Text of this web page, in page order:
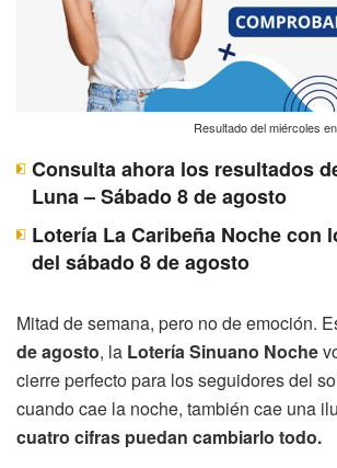
Resultado del miércoles
Consulta ahora los resultados
Luna – Sábado 8 de agosto
Lotería La Caribeña Noche con
del sábado 8 de agosto
Mitad de semana, pero no de emoción.
de agosto, la Lotería Sinuano Noche
cierre perfecto para los seguidores del
cuando cae la noche, también cae una
cuatro cifras puedan cambiarlo todo.